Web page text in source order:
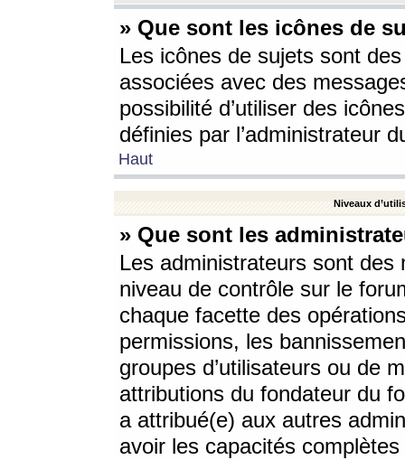
» Que sont les icônes de
Les icônes de sujets sont
associées avec des
possibilité d’utiliser des
définies par l’administrateur
Haut
Niveaux
» Que sont les
Les administrateurs sont
niveau de contrôle sur le
chaque facette des
permissions, les
groupes d’utilisateurs ou de
attributions du fondateur du
a attribué(e) aux autres
avoir les capacités